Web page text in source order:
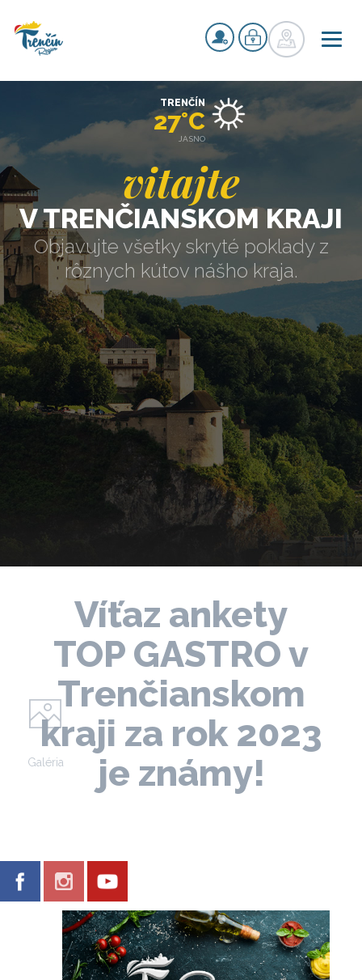
vitajte
V TRENČIANSKOM KRAJI
Objavujte všetky skryté poklady z
rôznych kútov nášho kraja.
TRENČÍN
27°C
JASNO
Víťaz ankety
TOP GASTRO v
Trenčianskom
kraji za rok 2023
je známy!
Galéria